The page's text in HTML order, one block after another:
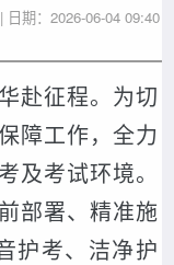
期：2026-06-04 09:40
赴征程。为切
障工作，全力
及考试环境。
部署、精准施
护考、洁净护